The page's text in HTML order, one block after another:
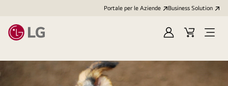
Portale per le Aziende Business Solution
Accedi
Registrati
Cart
Open